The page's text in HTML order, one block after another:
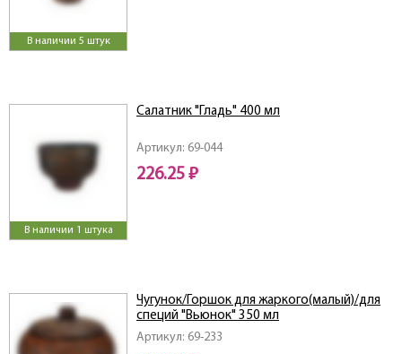
В наличии 5 штук
В наличии 1 штука
Артикул: 69-044
Салатник "Гладь" 400 мл
226.25 ₽
Артикул: 69-233
Чугунок/Горшок для жаркого(малый)/для
специй "Вьюнок" 350 мл